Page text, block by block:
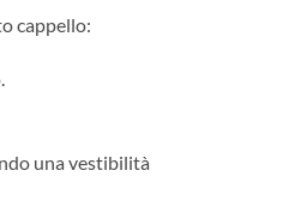
cappello:
una vestibilità